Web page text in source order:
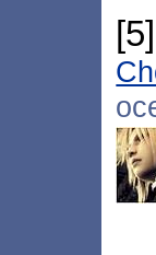
[5]